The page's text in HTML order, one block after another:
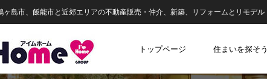
ヶ島市、飯能市と近郊エリアの不動産販売・仲介、新築、リフォームとリモデル
トップページ 住まいを探そう